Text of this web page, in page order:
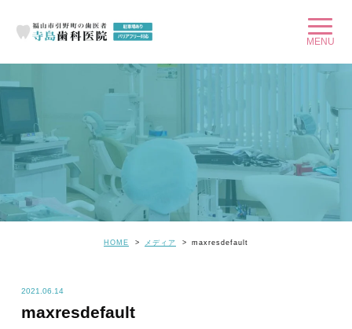
HOME メディア maxresdefault
2021.06.14
maxresdefault